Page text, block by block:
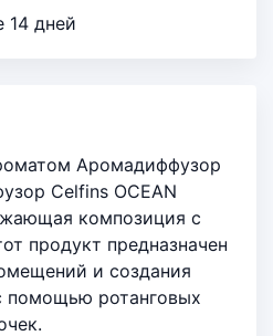
14 дней
Аромадиффузор
Celfins OCEAN
композиция с
продукт предназначен
и создания
помощью ротанговых